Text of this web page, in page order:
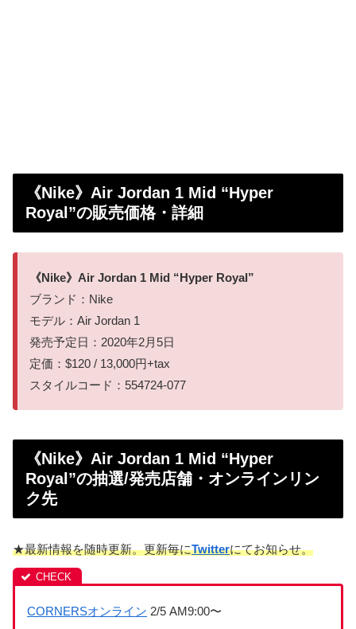
《Nike》Air Jordan 1 Mid “Hyper
Royal”の販売価格・詳細
《Nike》Air Jordan 1 Mid “Hyper Royal”
ブランド：Nike
モデル：Air Jordan 1
発売予定日：2020年2月5日
定価：$120 / 13,000円+tax
スタイルコード：554724-077
《Nike》Air Jordan 1 Mid “Hyper
Royal”の抽選/発売店舗・オンラインリン
ク先
★最新情報を随時更新。更新毎にTwitterにてお知らせ。
CORNERSオンライン 2/5 AM9:00〜